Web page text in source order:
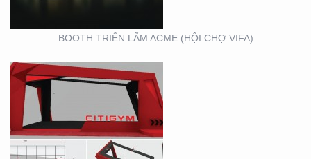
BOOTH TRIỂN LÃM ACME (HỘI CHỢ VIFA)
VIFA EXPO 2020 – TƯ
VẤN THIẾT KẾ THI
CÔNG GIAN HÀNG